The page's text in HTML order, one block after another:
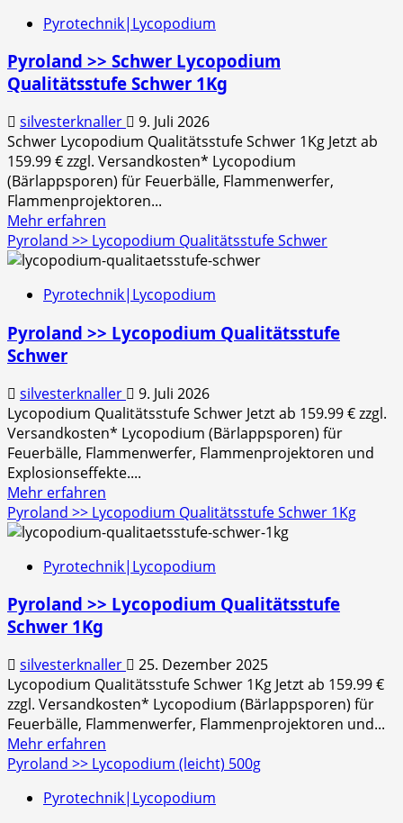
>>
Qualitätsstufe
Leicht
Pyrotechnik|Lycopodium
Pyroland >> Schwer Lycopodium
Qualitätsstufe Schwer 1Kg
silvesterknaller
9. Juli 2026
Schwer Lycopodium Qualitätsstufe Schwer 1Kg Jetzt ab
159.99 € zzgl. Versandkosten* Lycopodium
(Bärlappsporen) für Feuerbälle, Flammenwerfer,
Flammenprojektoren...
Mehr erfahren
Informationen
über
>>
Lycopodium
1Kg
Pyroland >> Lycopodium Qualitätsstufe Schwer
Pyrotechnik|Lycopodium
Pyroland >> Lycopodium Qualitätsstufe
Schwer
silvesterknaller
9. Juli 2026
Lycopodium Qualitätsstufe Schwer Jetzt ab 159.99 € zzgl.
Versandkosten* Lycopodium (Bärlappsporen) für
Feuerbälle, Flammenwerfer, Flammenprojektoren und
Explosionseffekte....
Mehr erfahren
Informationen
über
>>
Qualitätsstufe
Pyroland >> Lycopodium Qualitätsstufe Schwer 1Kg
Pyrotechnik|Lycopodium
Pyroland >> Lycopodium Qualitätsstufe
Schwer 1Kg
silvesterknaller
25. Dezember 2025
Lycopodium Qualitätsstufe Schwer 1Kg Jetzt ab 159.99 €
zzgl. Versandkosten* Lycopodium (Bärlappsporen) für
Feuerbälle, Flammenwerfer, Flammenprojektoren und...
Mehr erfahren
Informationen
Pyroland
Pyroland >> Lycopodium (leicht) 500g
Pyrotechnik|Lycopodium